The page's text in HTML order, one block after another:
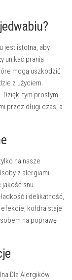
jest istotna, aby
unikać prania
mogą uszkodzić
z użyciem
tym prostym
przez długi czas, a
na nasze
z alergiami
snu.
i delikatność,
kołdra staje
na poprawę
Dla Alergików